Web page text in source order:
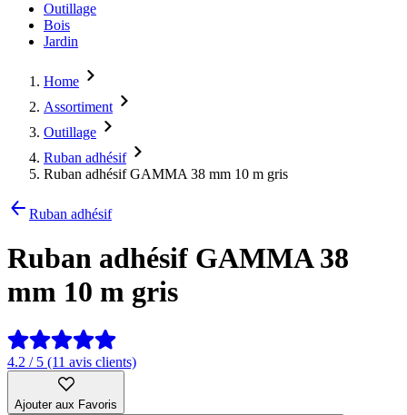
Outillage
Bois
Jardin
Home
Assortiment
Outillage
Ruban adhésif
Ruban adhésif GAMMA 38 mm 10 m gris
Ruban adhésif
Ruban adhésif GAMMA 38
mm 10 m gris
4.2 / 5 (11 avis clients)
Ajouter aux Favoris